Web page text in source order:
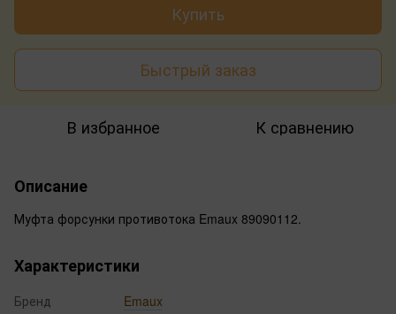
Купить
Быстрый заказ
В избранное К сравнению
Описание
Муфта форсунки противотока Emaux 89090112.
Характеристики
Бренд
Emaux